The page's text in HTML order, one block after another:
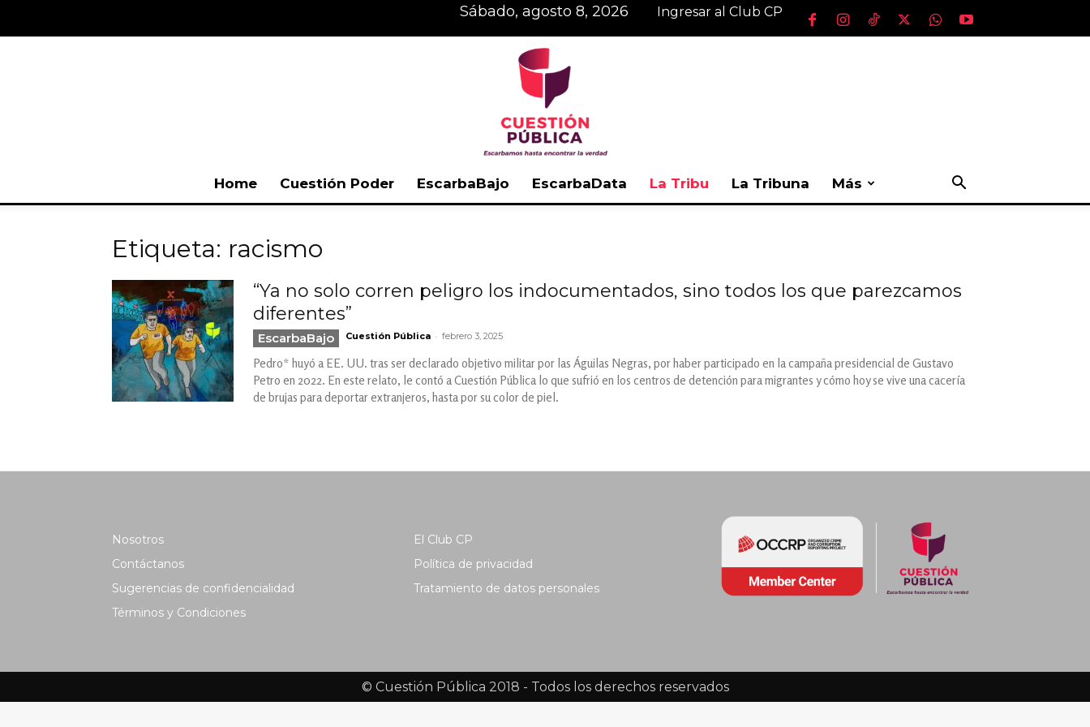
sábado, agosto 8, 2026 Ingresar al Club CP
Home Cuestión Poder EscarbaBajo EscarbaData La Tribu La Tribuna Más
Etiqueta: racismo
“Ya no solo corren peligro los indocumentados, sino todos los que parezcamos
diferentes”
EscarbaBajo Cuestión Pública - febrero 3, 2025
Pedro* huyó a EE. UU. tras ser declarado objetivo militar por las Águilas Negras, por haber participado en la campaña presidencial de Gustavo
Petro en 2022. En este relato, le contó a Cuestión Pública lo que sufrió en los centros de detención para migrantes y cómo hoy se vive una cacería
de brujas para deportar extranjeros, hasta por su color de piel.
Nosotros
Contáctanos
Sugerencias de confidencialidad
Términos y Condiciones
El Club CP
Política de privacidad
Tratamiento de datos personales
© Cuestión Pública 2018 - Todos los derechos reservados